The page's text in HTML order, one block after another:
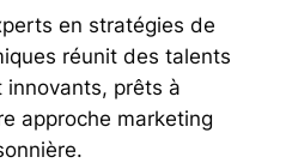
en stratégies de
réunit des talents
innovants, prêts à
approche marketing